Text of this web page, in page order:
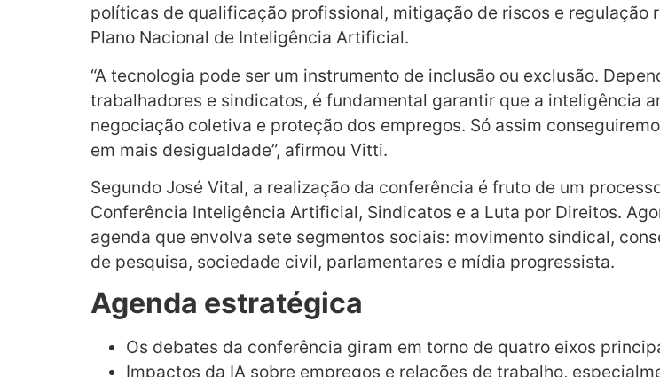
políticas de qualificação profissional, mitigação de riscos e regulação
Plano Nacional de Inteligência Artificial.
“A tecnologia pode ser um instrumento de inclusão ou exclusão.
trabalhadores e sindicatos, é fundamental garantir que a inteligência
negociação coletiva e proteção dos empregos. Só assim
em mais desigualdade”, afirmou Vitti.
Segundo José Vital, a realização da conferência é fruto de um
Conferência Inteligência Artificial, Sindicatos e a Luta por Direitos.
agenda que envolva sete segmentos sociais: movimento sindical,
de pesquisa, sociedade civil, parlamentares e mídia progressista.
Agenda estratégica
Os debates da conferência giram em torno de quatro eixos
Impactos da IA sobre empregos e relações de trabalho,